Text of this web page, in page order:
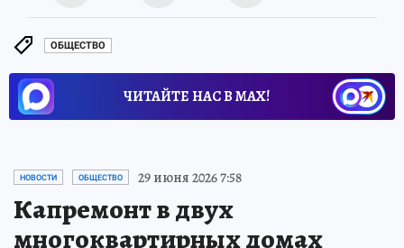
ОБЩЕСТВО
ЧИТАЙТЕ НАС В МАХ!
НОВОСТИ ОБЩЕСТВО 29 июня 2026 7:58
Капремонт в двух
многоквартирных домах